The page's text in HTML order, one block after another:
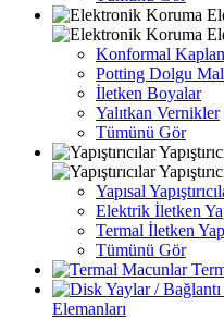
Konformal
Potting Dolgu
İletken Boyalar
Yalıtkan Vernikler
Tümünü Gör
Yapısal
Elektrik İletken
Termal İletken
Tümünü Gör
Elemanları